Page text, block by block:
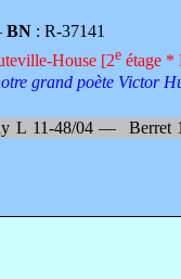
BN: R-37141
House [2eétage *
grand poète Victor
L 11-48/04 —